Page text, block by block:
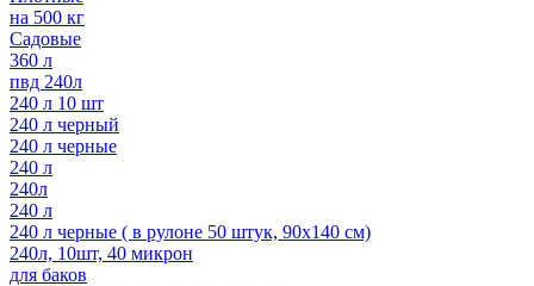
на 500 кг
Садовые
360 л
пвд 240л
240 л 10 шт
240 л черный
240 л черные
240 л
240л
240 л
240 л черные ( в рулоне 50 штук, 90х140 см)
240л, 10шт, 40 микрон
для баков